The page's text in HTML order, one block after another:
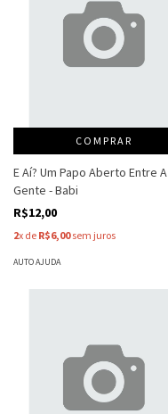
COMPRAR
E Aí? Um Papo Aberto Entre A
Gente - Babi
R$12,00
2x de R$6,00sem juros
AUTO AJUDA